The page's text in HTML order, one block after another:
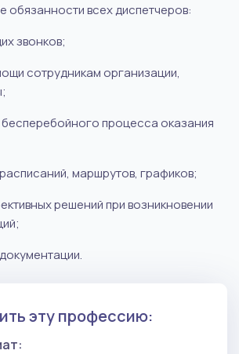
обязанности всех диспетчеров:
звонков;
сотрудникам организации,
процесса оказания
маршрутов, графиков;
решений при возникновении
эту профессию: